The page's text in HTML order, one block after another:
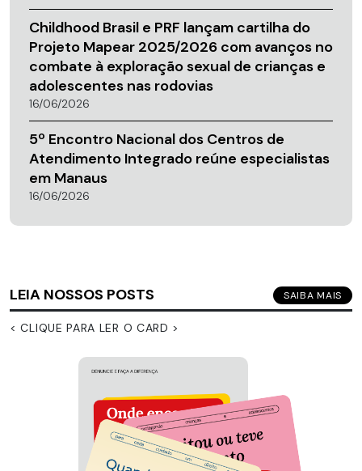
Childhood Brasil e PRF lançam cartilha do
Projeto Mapear 2025/2026 com avanços no
combate à exploração sexual de crianças e
adolescentes nas rodovias
16/06/2026
5º Encontro Nacional dos Centros de
Atendimento Integrado reúne especialistas
em Manaus
16/06/2026
LEIA NOSSOS POSTS SAIBA MAIS
< CLIQUE PARA LER O CARD >